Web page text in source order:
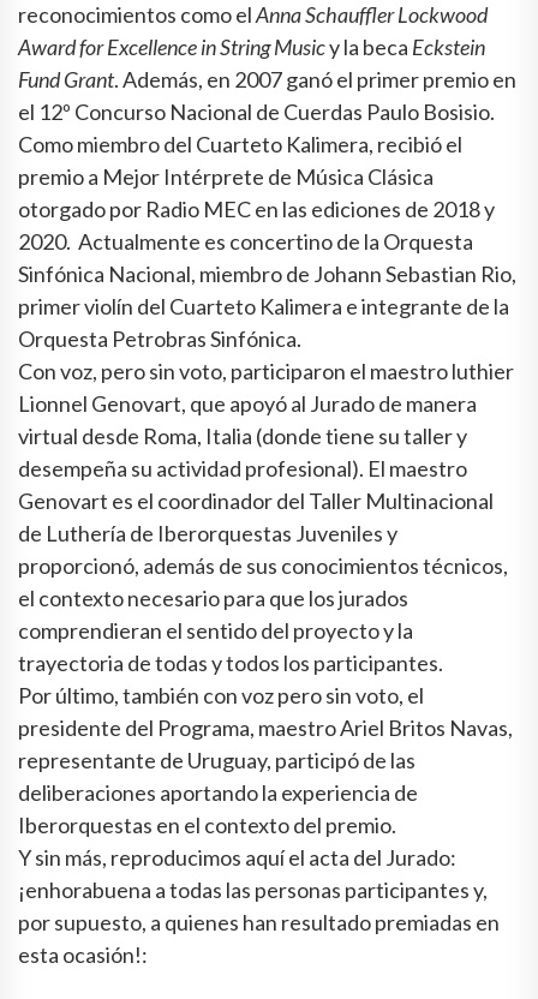
reconocimientos como elAnna Schauffler Lockwood
Award for Excellence in String Musicy la beca Eckstein
Fund Grant. Además, en 2007 ganó el primer premio en
el 12º Concurso Nacional de Cuerdas Paulo Bosisio.
Como miembro del Cuarteto Kalimera, recibió el
premio a Mejor Intérprete de Música Clásica
otorgado por Radio MEC en las ediciones de 2018 y
2020. Actualmente es concertino de la Orquesta
Sinfónica Nacional, miembro de Johann Sebastian Rio,
primer violín del Cuarteto Kalimera e integrante de la
Orquesta Petrobras Sinfónica.
Con voz, pero sin voto, participaron el maestro luthier
Lionnel Genovart, que apoyó al Jurado de manera
virtual desde Roma, Italia (donde tiene su taller y
desempeña su actividad profesional). El maestro
Genovart es el coordinador del Taller Multinacional
de Luthería de Iberorquestas Juveniles y
proporcionó, además de sus conocimientos técnicos,
el contexto necesario para que los jurados
comprendieran el sentido del proyecto y la
trayectoria de todas y todos los participantes.
Por último, también con voz pero sin voto, el
presidente del Programa, maestro Ariel Britos Navas,
representante de Uruguay, participó de las
deliberaciones aportando la experiencia de
Iberorquestas en el contexto del premio.
Y sin más, reproducimos aquí el acta del Jurado:
¡enhorabuena a todas las personas participantes y,
por supuesto, a quienes han resultado premiadas en
esta ocasión!: